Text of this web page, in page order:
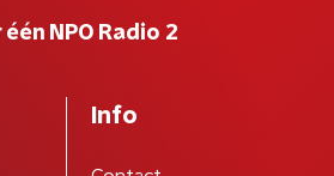
één NPO Radio 2
Info